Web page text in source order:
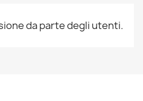
da parte degli utenti.